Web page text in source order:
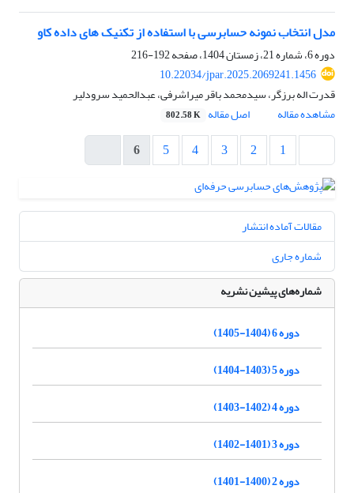
مدل انتخاب نمونه حسابرسی با استفاده از تکنیک های داده کاو
دوره 6، شماره 21، زمستان 1404، صفحه
192-216
10.22034/jpar.2025.2069241.1456
قدرت اله برزگر، سیدمحمد باقر میراشرفی، عبدالحمید سرودلیر
مشاهده مقاله
اصل مقاله 802.58 K
1
2
3
4
5
6
مقالات آماده انتشار
شماره جاری
شماره‌های پیشین نشریه
دوره 6 (1404-1405)
دوره 5 (1403-1404)
دوره 4 (1402-1403)
دوره 3 (1401-1402)
دوره 2 (1400-1401)